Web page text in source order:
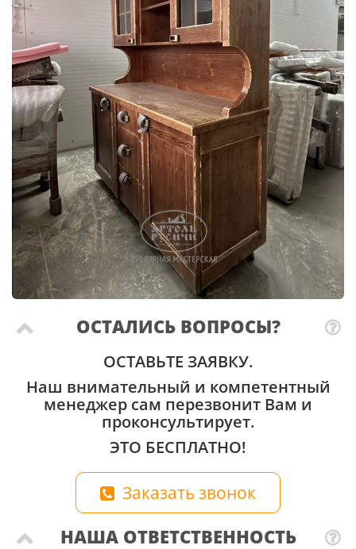
ОСТАЛИСЬ ВОПРОСЫ?
ОСТАВЬТЕ ЗАЯВКУ.
Наш внимательный и компетентный
менеджер сам перезвонит Вам и
проконсультирует.
ЭТО БЕСПЛАТНО!
Заказать звонок
НАША ОТВЕТСТВЕННОСТЬ